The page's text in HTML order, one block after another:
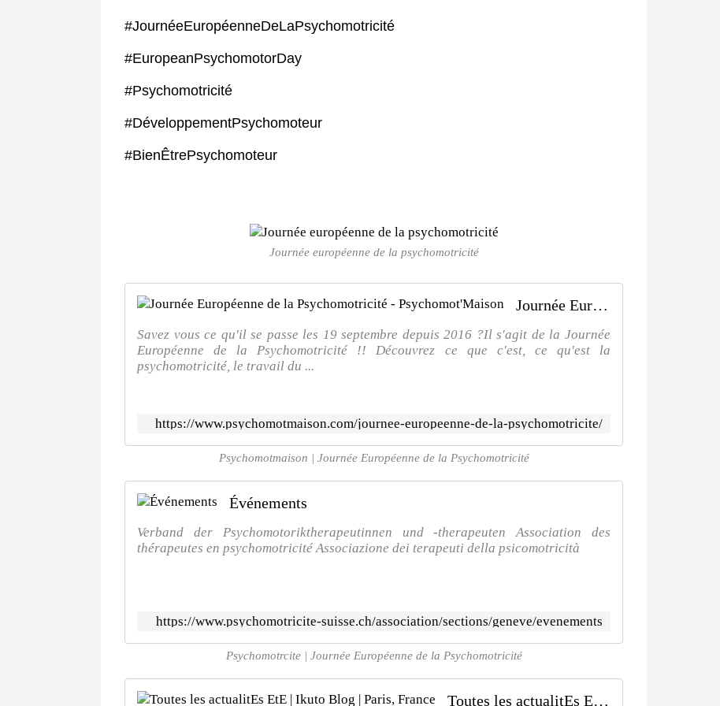
#JournéeEuropéenneDeLaPsychomotricité
#EuropeanPsychomotorDay
#Psychomotricité
#DéveloppementPsychomoteur
#BienÊtrePsychomoteur
Journée européenne de la psychomotricité
Journée Européenne de la Psychomotricité - Psychomot'Maison
Savez vous ce qu'il se passe les 19 septembre depuis 2016 ?Il s'agit de la Journée
Européenne de la Psychomotricité !! Découvrez ce que c'est, ce qu'est la
psychomotricité, le travail du ...
https://www.psychomotmaison.com/journee-europeenne-de-la-psychomotricite/
Psychomotmaison | Journée Européenne de la Psychomotricité
Événements
Verband der Psychomotoriktherapeutinnen und -therapeuten Association des
thérapeutes en psychomotricité Associazione dei terapeuti della psicomotricità
https://www.psychomotricite-suisse.ch/association/sections/geneve/evenements
Psychomotrcite | Journée Européenne de la Psychomotricité
Toutes les actualitEs EtE | Ikuto Blog | Paris, France